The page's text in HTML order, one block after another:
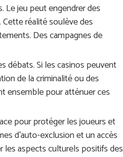
Le jeu peut engendrer des
réalité soulève des
Des campagnes de
débats. Si les casinos peuvent
de la criminalité ou des
ensemble pour atténuer ces
pour protéger les joueurs et
d’auto-exclusion et un accès
les aspects culturels positifs des